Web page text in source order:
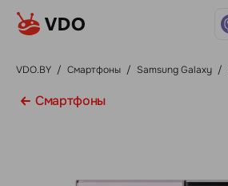
VDO.BY / Смартфоны / Samsung Galaxy /
Смартфоны